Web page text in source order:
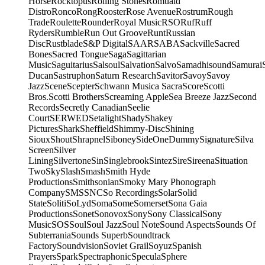
DistroRoncoRongRoosterRose AvenueRostrumRough
TradeRouletteRounderRoyal MusicRSORufRuff
RydersRumbleRun Out GrooveRuntRussian
DiscRustbladeS&P DigitalSAARSABASackvilleSacred
BonesSacred TongueSagaSagittarian
MusicSaguitariusSalsoulSalvationSalvoSamadhisoundSamurai
DucanSastruphonSaturn ResearchSavitorSavoySavoy
JazzSceneScepterSchwann Musica SacraScoreScotti
Bros.Scotti BrothersScreaming AppleSea Breeze JazzSecond
RecordsSecretly CanadianSeelie
CourtSERWEDSetalightShadyShakey
PicturesSharkSheffieldShimmy-DiscShining
SiouxShoutShrapnelSiboneySideOneDummySignatureSilva
ScreenSilver
LiningSilvertoneSinSinglebrookSintezSireSireenaSituation
TwoSkySlashSmashSmith Hyde
ProductionsSmithsonianSmoky Mary Phonograph
CompanySMSSNCSo RecordingsSolarSolid
StateSolitiSoLydSomaSomeSomersetSona Gaia
ProductionsSonetSonovoxSonySony ClassicalSony
MusicSOSSoulSoul JazzSoul NoteSound AspectsSounds Of
SubterraniaSounds SuperbSoundtrack
FactorySoundvisionSoviet GrailSoyuzSpanish
PrayersSparkSpectraphonicSpeculaSphere